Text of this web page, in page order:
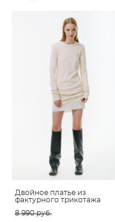
Двойное платье из
фактурного трикотажа
8 990 pуб.